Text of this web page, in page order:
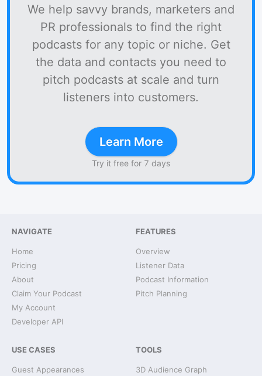
We help savvy brands, marketers and
PR professionals to find the right
podcasts for any topic or niche. Get
the data and contacts you need to
pitch podcasts at scale and turn
listeners into customers.
Learn More
Try it free for 7 days
NAVIGATE
Home
Pricing
About
Claim Your Podcast
My Account
Developer API
FEATURES
Overview
Listener Data
Podcast Information
Pitch Planning
USE CASES
Guest Appearances
TOOLS
3D Audience Graph